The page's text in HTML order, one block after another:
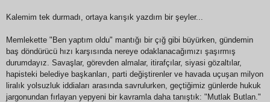
Kalemim tek durmadı, ortaya karışık yazdım bir şeyler...
Memlekette "Ben yaptım oldu" mantığı bir çığ gibi büyürken, gündemin
baş döndürücü hızı karşısında nereye odaklanacağımızı şaşırmış
durumdayız. Savaşlar, görevden almalar, itirafçılar, siyasi gözaltılar,
hapisteki belediye başkanları, parti değiştirenler ve havada uçuşan milyon
liralık yolsuzluk iddiaları arasında savrulurken, geçtiğimiz günlerde hukuk
jargonundan fırlayan yepyeni bir kavramla daha tanıştık: "Mutlak Butlan."